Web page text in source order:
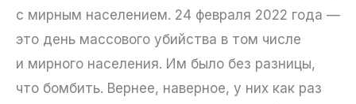
с мирным населением. 24 февраля 2022 года —
это день массового убийства в том числе
и мирного населения. Им было без разницы,
что бомбить. Вернее, наверное, у них как раз